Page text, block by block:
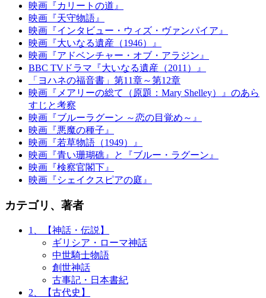
映画『カリートの道』
映画『天守物語』
映画『インタビュー・ウィズ・ヴァンパイア』
映画『大いなる遺産（1946）』
映画『アドベンチャー・オブ・アラジン』
BBC TVドラマ『大いなる遺産（2011）』
「ヨハネの福音書」第11章～第12章
映画『メアリーの総て（原題：Mary Shelley）』のあら
すじと考察
映画『ブルーラグーン ～恋の目覚め～』
映画『悪魔の種子』
映画『若草物語（1949）』
映画『青い珊瑚礁』と『ブルー・ラグーン』
映画『検察官閣下』
映画『シェイクスピアの庭』
カテゴリ、著者
1、【神話・伝説】
ギリシア・ローマ神話
中世騎士物語
創世神話
古事記・日本書紀
2、【古代史】